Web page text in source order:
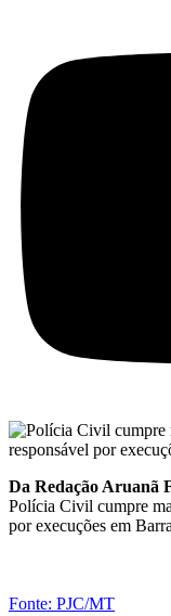
Da Redação Aruanã
Polícia Civil cumpre
por execuções em
Fonte: PJC/MT